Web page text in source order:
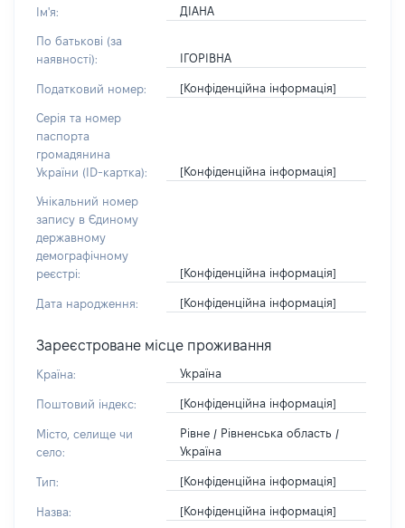
Ім'я: ДІАНА
По батькові (за
наявності):
ІГОРІВНА
Податковий номер: [Конфіденційна інформація]
Серія та номер
паспорта
громадянина
України (ID-картка):
[Конфіденційна інформація]
Унікальний номер
запису в Єдиному
державному
демографічному
реєстрі:
[Конфіденційна інформація]
Дата народження: [Конфіденційна інформація]
Зареєстроване місце проживання
Країна: Україна
Поштовий індекс: [Конфіденційна інформація]
Місто, селище чи
село:
Рівне / Рівненська область /
Україна
Тип: [Конфіденційна інформація]
Назва: [Конфіденційна інформація]